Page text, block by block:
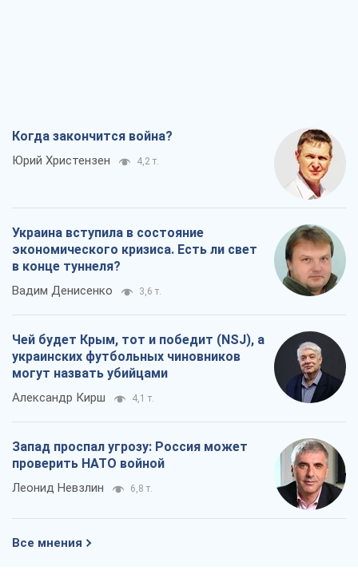
Когда закончится война?
Юрий Христензен 4,2 т.
Украина вступила в состояние
экономического кризиса. Есть ли свет
в конце туннеля?
Вадим Денисенко 3,6 т.
Чей будет Крым, тот и победит (NSJ), а
украинских футбольных чиновников
могут назвать убийцами
Александр Кирш 4,1 т.
Запад проспал угрозу: Россия может
проверить НАТО войной
Леонид Невзлин 6,8 т.
Все мнения